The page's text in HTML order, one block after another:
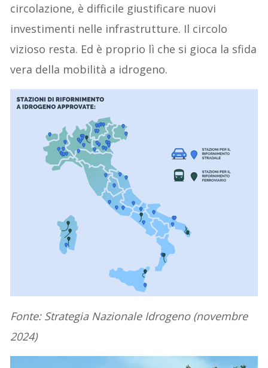
circolazione, è difficile giustificare nuovi
investimenti nelle infrastrutture. Il circolo
vizioso resta. Ed è proprio lì che si gioca la sfida
vera della mobilità a idrogeno.
Fonte: Strategia Nazionale Idrogeno (novembre
2024)